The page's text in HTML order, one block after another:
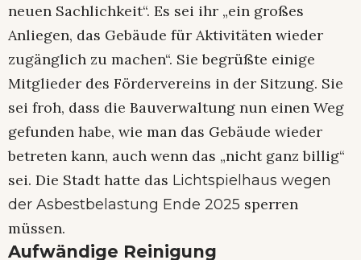
neuen Sachlichkeit“. Es sei ihr „ein großes
Anliegen, das Gebäude für Aktivitäten wieder
zugänglich zu machen“. Sie begrüßte einige
Mitglieder des Fördervereins in der Sitzung. Sie
sei froh, dass die Bauverwaltung nun einen Weg
gefunden habe, wie man das Gebäude wieder
betreten kann, auch wenn das „nicht ganz billig“
sei. Die Stadt hatte das Lichtspielhaus wegen
der Asbestbelastung Ende 2025 sperren
müssen.
Aufwändige Reinigung